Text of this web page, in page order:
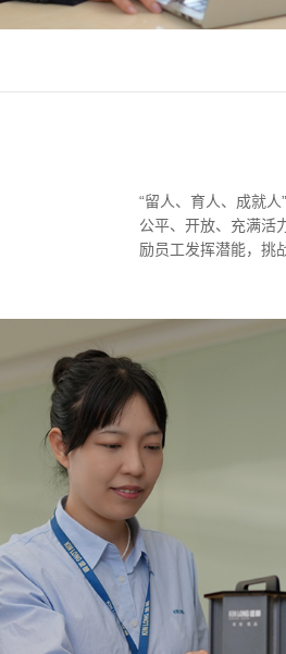
“留人、育人、成就
公平、开放、充满活
励员工发挥潜能，挑